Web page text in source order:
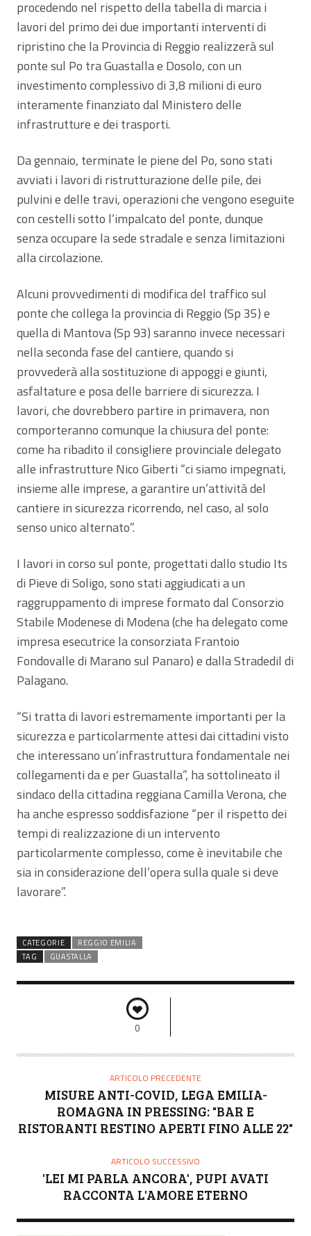
procedendo nel rispetto della tabella di marcia i
lavori del primo dei due importanti interventi di
ripristino che la Provincia di Reggio realizzerà sul
ponte sul Po tra Guastalla e Dosolo, con un
investimento complessivo di 3,8 milioni di euro
interamente finanziato dal Ministero delle
infrastrutture e dei trasporti.
Da gennaio, terminate le piene del Po, sono stati
avviati i lavori di ristrutturazione delle pile, dei
pulvini e delle travi, operazioni che vengono eseguite
con cestelli sotto l’impalcato del ponte, dunque
senza occupare la sede stradale e senza limitazioni
alla circolazione.
Alcuni provvedimenti di modifica del traffico sul
ponte che collega la provincia di Reggio (Sp 35) e
quella di Mantova (Sp 93) saranno invece necessari
nella seconda fase del cantiere, quando si
provvederà alla sostituzione di appoggi e giunti,
asfaltature e posa delle barriere di sicurezza. I
lavori, che dovrebbero partire in primavera, non
comporteranno comunque la chiusura del ponte:
come ha ribadito il consigliere provinciale delegato
alle infrastrutture Nico Giberti “ci siamo impegnati,
insieme alle imprese, a garantire un’attività del
cantiere in sicurezza ricorrendo, nel caso, al solo
senso unico alternato”.
I lavori in corso sul ponte, progettati dallo studio Its
di Pieve di Soligo, sono stati aggiudicati a un
raggruppamento di imprese formato dal Consorzio
Stabile Modenese di Modena (che ha delegato come
impresa esecutrice la consorziata Frantoio
Fondovalle di Marano sul Panaro) e dalla Stradedil di
Palagano.
“Si tratta di lavori estremamente importanti per la
sicurezza e particolarmente attesi dai cittadini visto
che interessano un’infrastruttura fondamentale nei
collegamenti da e per Guastalla”, ha sottolineato il
sindaco della cittadina reggiana Camilla Verona, che
ha anche espresso soddisfazione “per il rispetto dei
tempi di realizzazione di un intervento
particolarmente complesso, come è inevitabile che
sia in considerazione dell’opera sulla quale si deve
lavorare”.
CATEGORIE
REGGIO EMILIA
TAG
GUASTALLA
0
ARTICOLO PRECEDENTE
MISURE ANTI-COVID, LEGA EMILIA-
ROMAGNA IN PRESSING: "BAR E
RISTORANTI RESTINO APERTI FINO ALLE 22"
ARTICOLO SUCCESSIVO
'LEI MI PARLA ANCORA', PUPI AVATI
RACCONTA L'AMORE ETERNO